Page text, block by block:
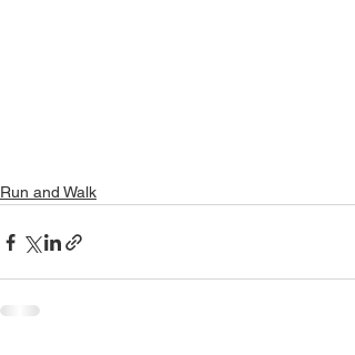
Run and Walk